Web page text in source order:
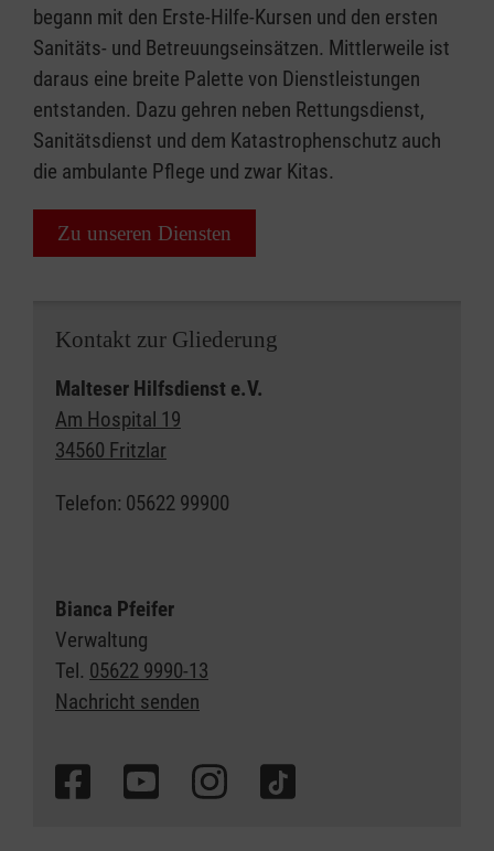
begann mit den Erste-Hilfe-Kursen und den ersten
Sanitäts- und Betreuungseinsätzen. Mittlerweile ist
daraus eine breite Palette von Dienstleistungen
entstanden. Dazu gehren neben Rettungsdienst,
Sanitätsdienst und dem Katastrophenschutz auch
die ambulante Pflege und zwar Kitas.
Zu unseren Diensten
Kontakt zur Gliederung
Malteser Hilfsdienst e.V.
Am Hospital 19
34560 Fritzlar
Telefon: 05622 99900
Bianca Pfeifer
Verwaltung
Tel. 05622 9990-13
Nachricht senden